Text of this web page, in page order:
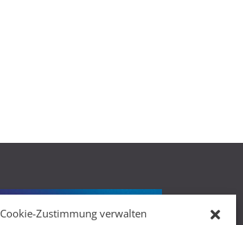
Cookie-Zustimmung verwalten